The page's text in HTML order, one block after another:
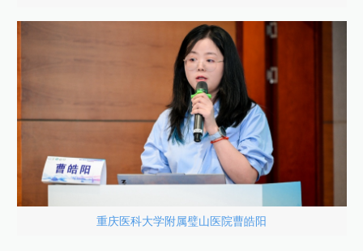
重庆医科大学附属璧山医院曹皓阳